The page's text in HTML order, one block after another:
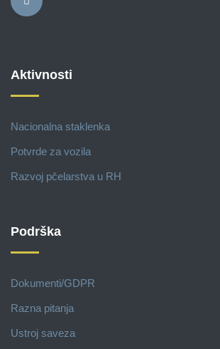
Aktivnosti
Nacionalna staklenka
Potvrde za vozila
Razvoj pčelarstva u RH
Podrška
Dokumenti/GDPR
Razna pitanja
Ustroj saveza